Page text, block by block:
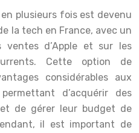
plusieurs fois est devenu
la tech en France, avec un
d’Apple et sur les
Cette option de
considérables aux
d’acquérir des
de gérer leur budget de
il est important de